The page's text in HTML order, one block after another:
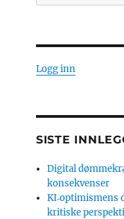
etter:
Logg inn
SISTE
Digital
konsekvenser
KI‑optimismens
kritiske